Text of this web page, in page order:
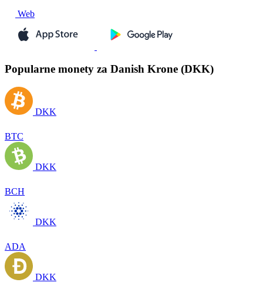
Web
Popularne monety za Danish Krone (DKK)
DKK
BTC
DKK
BCH
DKK
ADA
DKK